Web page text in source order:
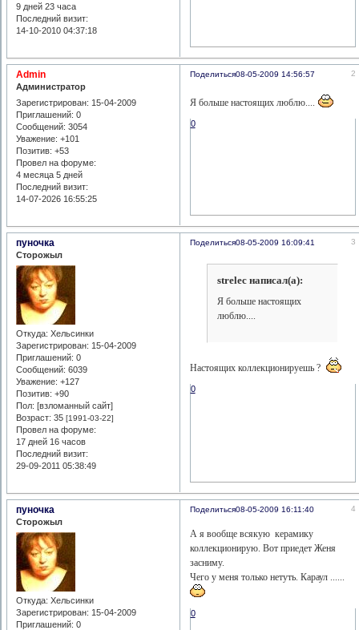
9 дней 23 часа
Последний визит:
14-10-2010 04:37:18
Поделиться 2
08-05-2009 14:56:57
Admin
Администратор
Зарегистрирован: 15-04-2009
Приглашений: 0
Сообщений: 3054
Уважение: +101
Позитив: +53
Провел на форуме:
4 месяца 5 дней
Последний визит:
14-07-2026 16:55:25
Я больше настоящих люблю....
0
Поделиться 3
08-05-2009 16:09:41
пуночка
Сторожыл
Откуда: Хельсинки
Зарегистрирован: 15-04-2009
Приглашений: 0
Сообщений: 6039
Уважение: +127
Позитив: +90
Пол: [взломанный сайт]
Возраст: 35[1991-03-22]
Провел на форуме:
17 дней 16 часов
Последний визит:
29-09-2011 05:38:49
strelec написал(а):
Я больше настоящих
люблю....
Настоящих коллекционируешь ?
0
Поделиться 4
08-05-2009 16:11:40
пуночка
Сторожыл
Откуда: Хельсинки
Зарегистрирован: 15-04-2009
Приглашений: 0
А я вообще всякую керамику
коллекционирую. Вот приедет Женя
засниму.
Чего у меня только нетуть. Караул ......
0